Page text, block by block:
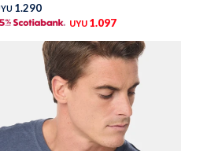
1.290
UYU 1.097